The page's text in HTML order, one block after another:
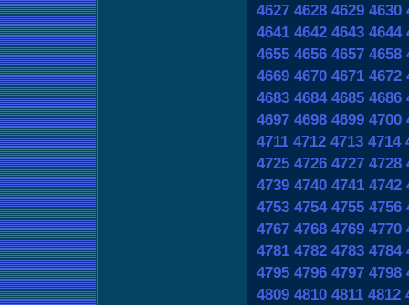
4627 4628 4629 4630
4641 4642 4643 4644
4655 4656 4657 4658
4669 4670 4671 4672
4683 4684 4685 4686
4697 4698 4699 4700
4711 4712 4713 4714
4725 4726 4727 4728
4739 4740 4741 4742
4753 4754 4755 4756
4767 4768 4769 4770
4781 4782 4783 4784
4795 4796 4797 4798
4809 4810 4811 4812